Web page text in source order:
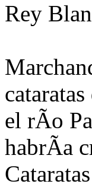
Rey
el rÃ­o
habrÃ­a